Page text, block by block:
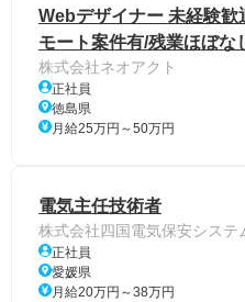
Webデザイナー 未経験歓
モート案件有/残業ほぼな
株式会社ネオアクト
正社員
徳島県
月給25万円～50万円
電気主任技術者
株式会社四国電気保安システ
正社員
愛媛県
月給20万円～38万円